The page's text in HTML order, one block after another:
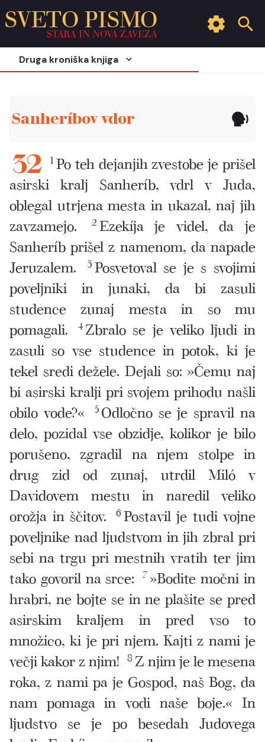
SVETO PISMO
STARA IN NOVA ZAVEZA
Druga kroniška knjiga
Sanheríbov vdor
32 1 Po teh dejanjih zvestobe je prišel
asirski kralj Sanheríb, vdrl v Juda,
oblegal utrjena mesta in ukazal, naj jih
zavzamejo.
2Ezekíja je videl, da je
Sanheríb prišel z namenom, da napade
Jeruzalem.
3 Posvetoval se je s svojimi
poveljniki in junaki, da bi zasuli
studence zunaj mesta in so mu
pomagali.
4 Zbralo se je veliko ljudi in
zasuli so vse studence in potok, ki je
tekel sredi dežele. Dejali so: »Čemu naj
bi asirski kralji pri svojem prihodu našli
obilo vode?«
5 Odločno se je spravil na
delo, pozidal vse obzidje, kolikor je bilo
porušeno, zgradil na njem stolpe in
drug zid od zunaj, utrdil Miló v
Davidovem mestu in naredil veliko
orožja in ščitov.
6 Postavil je tudi vojne
poveljnike nad ljudstvom in jih zbral pri
sebi na trgu pri mestnih vratih ter jim
tako govoril na srce:
7 »Bodite močni in
hrabri, ne bojte se in ne plašite se pred
asirskim kraljem in pred vso to
množico, ki je pri njem. Kajti z nami je
večji kakor z njim! 8 Z njim je le mesena
roka, z nami pa je Gospod, naš Bog, da
nam pomaga in vodi naše boje.« In
ljudstvo se je po besedah Judovega